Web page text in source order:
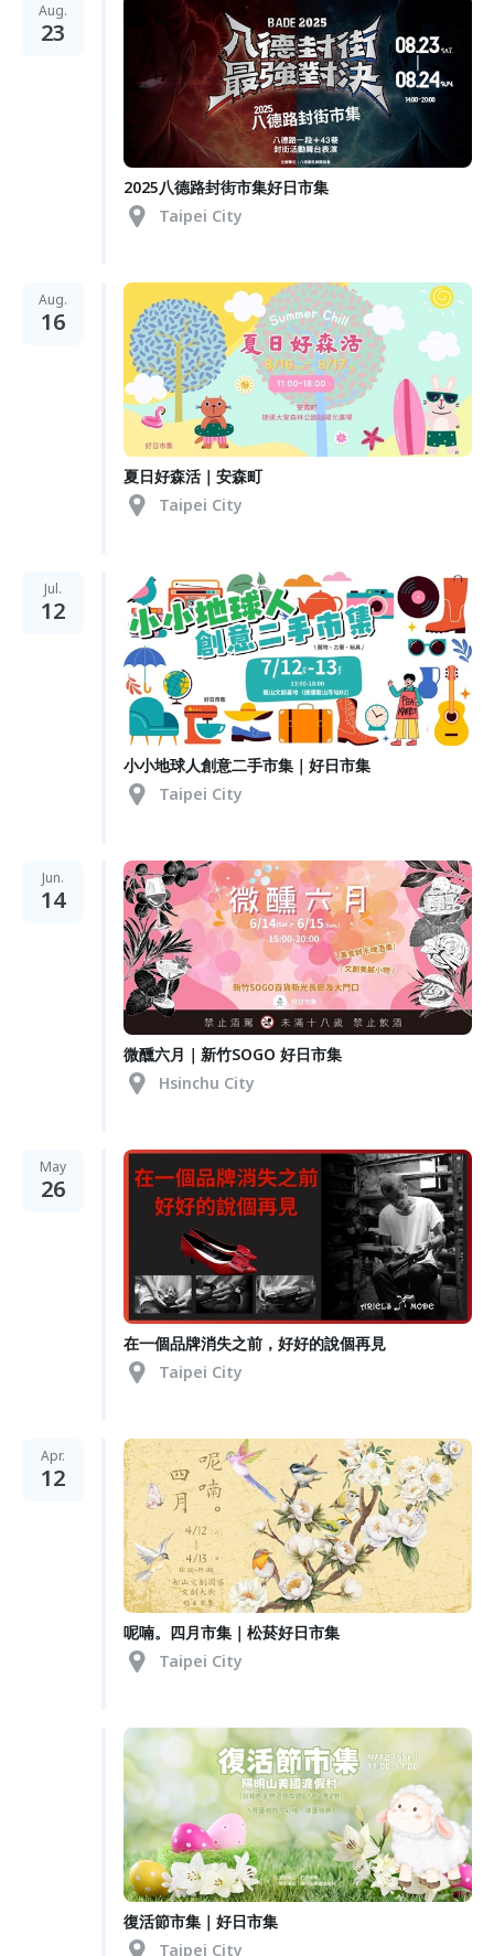
Aug.
23
2025八德路封街市集好日市集
Taipei City
Aug.
16
夏日好森活｜安森町
Taipei City
Jul.
12
小小地球人創意二手市集｜好日市集
Taipei City
Jun.
14
微醺六月｜新竹SOGO 好日市集
Hsinchu City
May
26
在一個品牌消失之前，好好的說個再見
Taipei City
Apr.
12
呢喃。四月市集｜松菸好日市集
Taipei City
復活節市集｜好日市集
Taipei City